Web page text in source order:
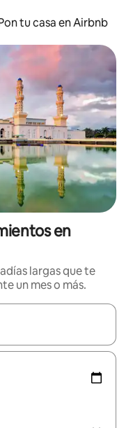
tu casa en Airbnb
en
largas que te
un mes o más.
navega con las